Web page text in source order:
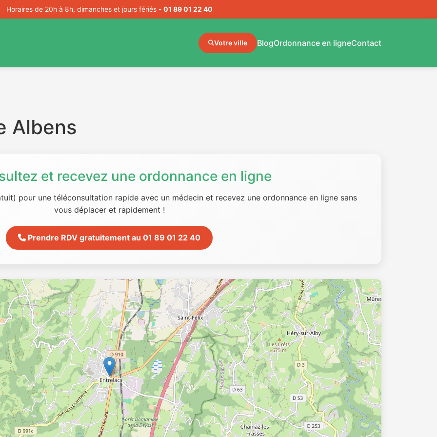
Horaires de 20h à 8h, dimanches et jours fériés - 01 89 01 22 40
Votre ville BlogOrdonnance en ligneContact
Albens
et recevez une ordonnance en ligne
pour une téléconsultation rapide avec un médecin et recevez une ordonnance en ligne sans
vous déplacer et rapidement !
Prendre RDV gratuitement au 01 89 01 22 40